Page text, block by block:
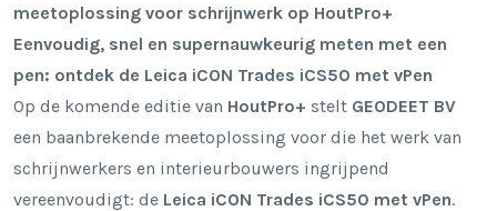
meetoplossing voor schrijnwerk op HoutPro+
Eenvoudig, snel en supernauwkeurig meten met een
pen: ontdek de Leica iCON Trades iCS50 met vPen
Op de komende editie van HoutPro+ stelt GEODEET BV
een baanbrekende meetoplossing voor die het werk van
schrijnwerkers en interieurbouwers ingrijpend
vereenvoudigt: de Leica iCON Trades iCS50 met vPen.